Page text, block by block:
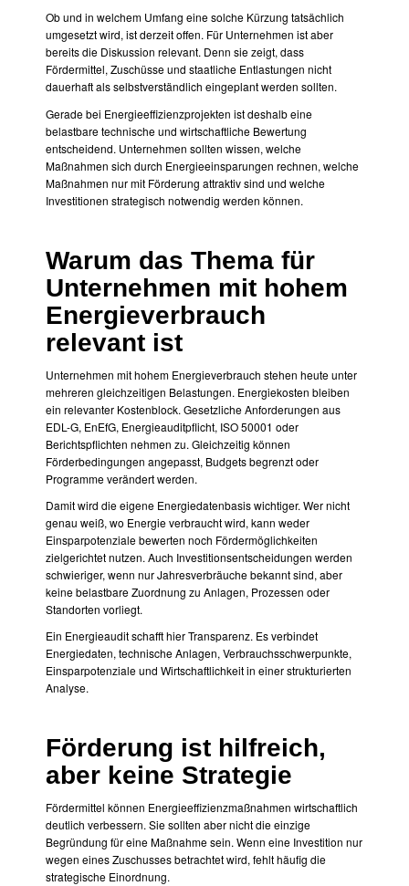
Ob und in welchem Umfang eine solche Kürzung tatsächlich
umgesetzt wird, ist derzeit offen. Für Unternehmen ist aber
bereits die Diskussion relevant. Denn sie zeigt, dass
Fördermittel, Zuschüsse und staatliche Entlastungen nicht
dauerhaft als selbstverständlich eingeplant werden sollten.
Gerade bei Energieeffizienzprojekten ist deshalb eine
belastbare technische und wirtschaftliche Bewertung
entscheidend. Unternehmen sollten wissen, welche
Maßnahmen sich durch Energieeinsparungen rechnen, welche
Maßnahmen nur mit Förderung attraktiv sind und welche
Investitionen strategisch notwendig werden können.
Warum das Thema für
Unternehmen mit hohem
Energieverbrauch
relevant ist
Unternehmen mit hohem Energieverbrauch stehen heute unter
mehreren gleichzeitigen Belastungen. Energiekosten bleiben
ein relevanter Kostenblock. Gesetzliche Anforderungen aus
EDL-G, EnEfG, Energieauditpflicht, ISO 50001 oder
Berichtspflichten nehmen zu. Gleichzeitig können
Förderbedingungen angepasst, Budgets begrenzt oder
Programme verändert werden.
Damit wird die eigene Energiedatenbasis wichtiger. Wer nicht
genau weiß, wo Energie verbraucht wird, kann weder
Einsparpotenziale bewerten noch Fördermöglichkeiten
zielgerichtet nutzen. Auch Investitionsentscheidungen werden
schwieriger, wenn nur Jahresverbräuche bekannt sind, aber
keine belastbare Zuordnung zu Anlagen, Prozessen oder
Standorten vorliegt.
Ein Energieaudit schafft hier Transparenz. Es verbindet
Energiedaten, technische Anlagen, Verbrauchsschwerpunkte,
Einsparpotenziale und Wirtschaftlichkeit in einer strukturierten
Analyse.
Förderung ist hilfreich,
aber keine Strategie
Fördermittel können Energieeffizienzmaßnahmen wirtschaftlich
deutlich verbessern. Sie sollten aber nicht die einzige
Begründung für eine Maßnahme sein. Wenn eine Investition nur
wegen eines Zuschusses betrachtet wird, fehlt häufig die
strategische Einordnung.